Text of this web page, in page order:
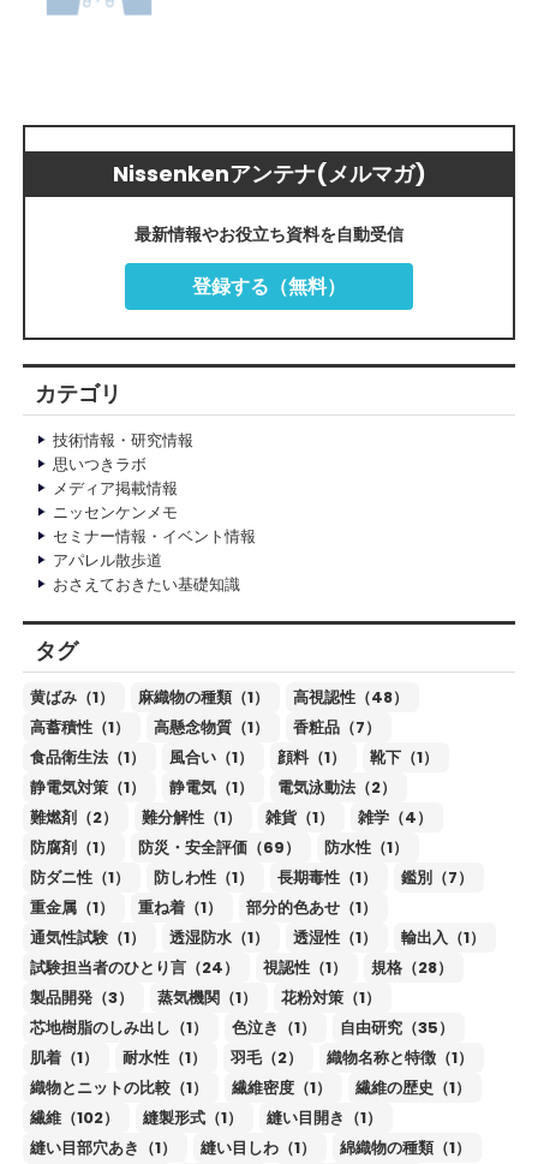
Nissenkenアンテナ(メルマガ)
最新情報やお役立ち資料を自動受信
登録する（無料）
カテゴリ
技術情報・研究情報
思いつきラボ
メディア掲載情報
ニッセンケンメモ
セミナー情報・イベント情報
アパレル散歩道
おさえておきたい基礎知識
タグ
黄ばみ（1） 麻織物の種類（1）
高視認性（48）
高蓄積性（1）
高懸念物質（1）
香粧品（7）
食品衛生法（1）
風合い（1） 顔料（1）
靴下（1）
静電気対策（1）
静電気（1）
電気泳動法（2）
難燃剤（2）
難分解性（1） 雑貨（1）
雑学（4）
防腐剤（1）
防災・安全評価（69）
防水性（1）
防ダニ性（1）
防しわ性（1） 長期毒性（1）
鑑別（7）
重金属（1）
重ね着（1）
部分的色あせ（1）
通気性試験（1）
透湿防水（1） 透湿性（1）
輸出入（1）
試験担当者のひとり言（24）
視認性（1）
規格（28）
製品開発（3）
蒸気機関（1）
花粉対策（1）
芯地樹脂のしみ出し（1）
色泣き（1）
自由研究（35）
肌着（1）
耐水性（1） 羽毛（2）
織物名称と特徴（1）
織物とニットの比較（1）
繊維密度（1）
繊維の歴史（1）
繊維（102）
縫製形式（1）
縫い目開き（1）
縫い目部穴あき（1）
縫い目しわ（1）
綿織物の種類（1）